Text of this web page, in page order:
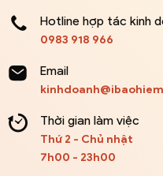
Hotline hợp tác kinh
0983 918 966
Email
Thời gian làm việc
Thứ 2 - Chủ nhật
7h00 - 23h00